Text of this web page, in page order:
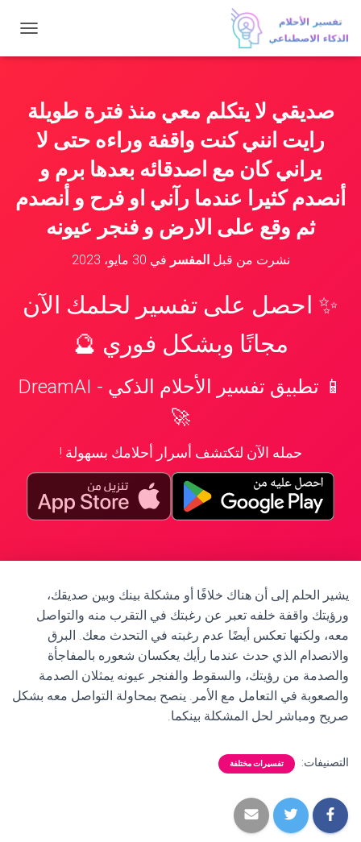
ب
اصديقي لا يتكلم معي منذ فترة طويلة
رايت انني كنت واقفة وراءه حتى لا
يراني كان مع اصدقائه بعدها برم و
أنصدم كثيرا عندما رآني او فرح و أنصدم
ثم وقع على الارض و فنجر عيونه
نشرت من قبلالمفسر في 30 مايو، 2023
✨ احصل على تفسير لحلمك الآن
مجانًا وبشكل فوري 🔮
📱 تطبيق تفسير الأحلام الذكي - DreamAI
🚀
حمله الآن لتكتشف أسرار أحلامك بسهولة !
يشير الحلم إلى أن هناك خلافًا أو مشكلة بينك وبين صديقك،
ورؤيتك واقفة خلفه تعبر عن رغبتك في التقرب منه والتواصل
معه، ولكنها تعكس أيضًا عدم رغبته في التحدث معك. البرق
والانصدام الذي حدث عندما رأيك يعكسان شعوره بالمفاجأة
والصدمة من رؤيتك، والسقوط والفنجر عيونه يمثلان الصدمة
والصعوبة في التعامل مع الأمر. ينصح بمحاولة التواصل معه بشكل
صريح ومباشر لحل المشكلة بينكما.
التصنيفات: تفسيرات مختلفة